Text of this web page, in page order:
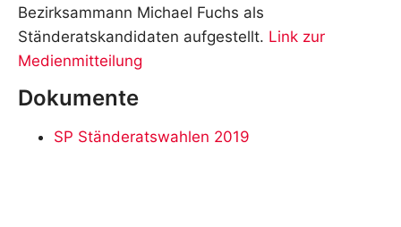
Bezirksammann Michael Fuchs als
Ständeratskandidaten aufgestellt. Link zur
Medienmitteilung
Dokumente
SP Ständeratswahlen 2019